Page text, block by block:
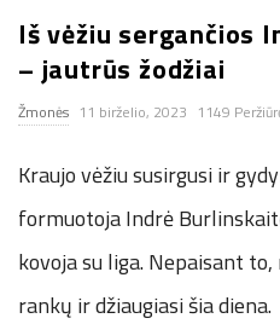
n
.
n
e
t
Iš vėžiu sergančios
– jautrūs žodžiai
Žmonės 11 birželio, 2023 1149
Kraujo vėžiu susirgusi ir
formuotoja Indrė
kovoja su liga. Nepaisant
rankų ir džiaugiasi šia diena.